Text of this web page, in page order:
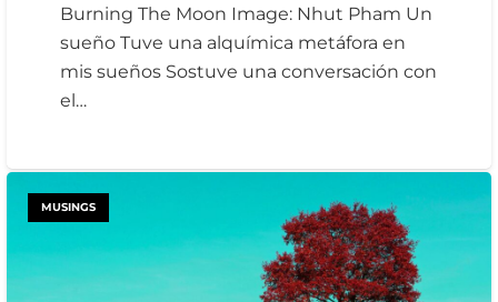
Burning The Moon Image: Nhut Pham Un
sueño Tuve una alquímica metáfora en
mis sueños Sostuve una conversación con
el…
MUSINGS